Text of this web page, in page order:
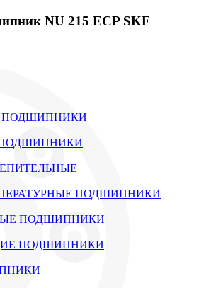
NU 215 ECP SKF
ПОДШИПНИКИ
ПОДШИПНИКИ
ПОДШИПНИКИ